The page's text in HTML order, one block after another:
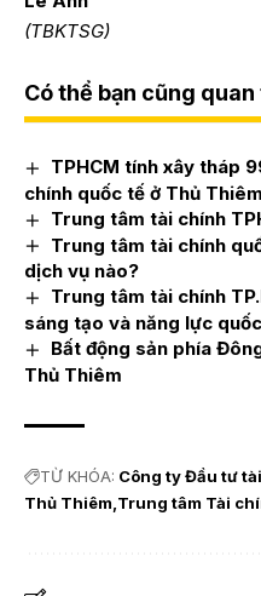
(TBKTSG)
Có thể bạn cũng quan
TPHCM tính xây tháp
chính quốc tế ở Thủ Thiêm
Trung tâm tài chính
Trung tâm tài chính
dịch vụ nào?
Trung tâm tài chính
sáng tạo và năng lực
Bất động sản phía
Thủ Thiêm
TỪ KHÓA: Công ty Đầu tư
Thủ Thiêm Trung tâm Tài